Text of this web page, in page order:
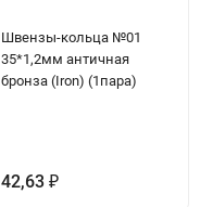
Швензы-кольца №01
35*1,2мм античная
бронза (Iron) (1пара)
42,63 ₽